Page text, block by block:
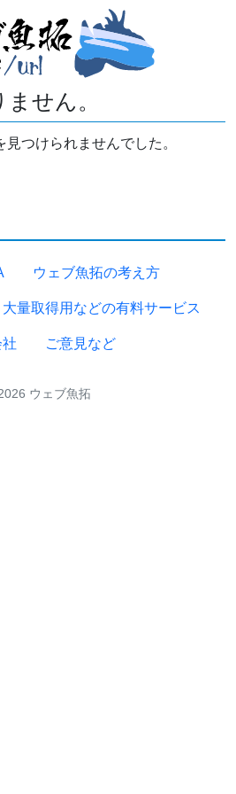
せん。
つけられませんでした。
ウェブ魚拓の考え方
量取得用などの有料サービス
ご意見など
ウェブ魚拓